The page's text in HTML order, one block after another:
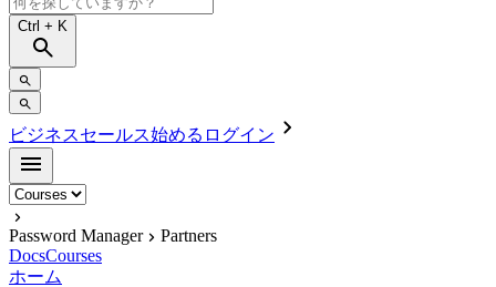
Ctrl + K
ビジネスセールス始める ログイン
Password Manager
Partners
DocsCourses
ホーム